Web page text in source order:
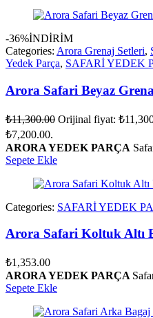
-36%İNDİRİM
Categories: Arora Grenaj Setleri,
Yedek Parça, SAFARİ YEDEK
Arora Safari Beyaz
₺11,300.00 Orijinal fiyat:
₺7,200.00.
ARORA YEDEK PARÇA
Sepete Ekle
Categories: SAFARİ YEDEK
Arora Safari Koltuk Altı
₺1,353.00
ARORA YEDEK PARÇA
Sepete Ekle